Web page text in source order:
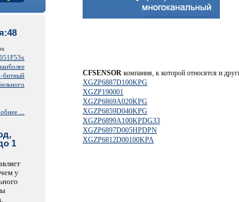
...
1
у
CFSENSOR компания, к которой относятся и
XGZP6887D100KPG
XGZP190001
XGZP6869A020KPG
XGZP6859D040KPG
XGZP6899A100KPDG33
XGZP6897D005HPDPN
XGZP6812D00100KPA